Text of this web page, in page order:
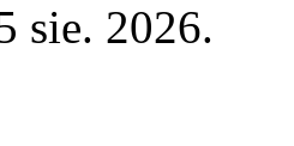
sie. 2026.